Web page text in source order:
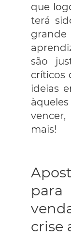
que
terá
são
críticos
ideias
mais!
crise